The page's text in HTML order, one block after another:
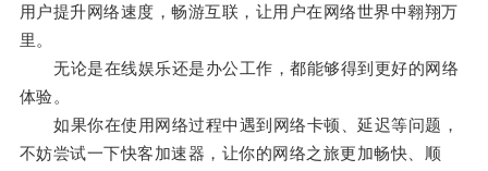
用户提升网络速度，畅游互联，让用户在网络世界中翱翔万
里。
无论是在线娱乐还是办公工作，都能够得到更好的网络
体验。
如果你在使用网络过程中遇到网络卡顿、延迟等问题，
不妨尝试一下快客加速器，让你的网络之旅更加畅快、顺